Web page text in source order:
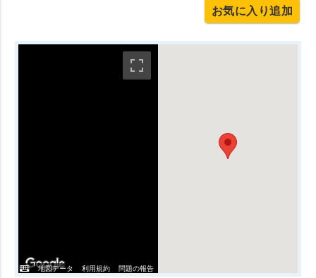
お気に入り追加
地図データ 利用規約 問題の報告